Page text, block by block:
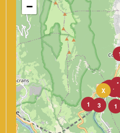
2 1 1
3
1
1
1
X
−